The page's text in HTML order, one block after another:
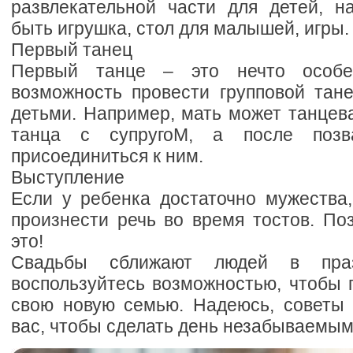
развлекательной части для детей,
быть игрушка, стол для малышей, игры.
Первый танец
Первый танце – это нечто
возможность провести групповой
детьми. Например, мать может
танца с супругоМ, а после
присоединиться к ним.
Выступление
Если у ребенка достаточно
произнести речь во время тостов.
это!
Свадьбы сближают людей в
воспользуйтесь возможностью, чтобы
свою новую семью. Надеюсь, советы
вас, чтобы сделать день